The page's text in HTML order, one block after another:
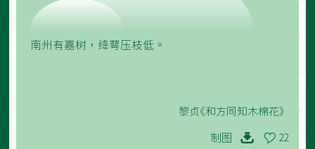
南州有嘉树，绛萼压枝低。
黎贞《和方同知木棉花》
制图 22